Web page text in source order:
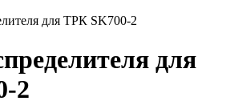
для ТРК SK700-2
для
2